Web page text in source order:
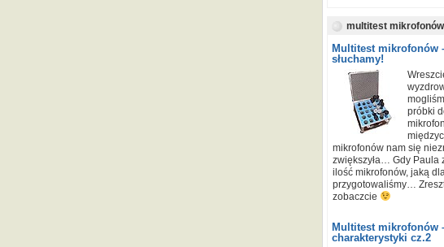
multitest mikrofonów
Multitest mikrofonów
słuchamy!
próbki
mikrofonów nam się
zwiększyła… Gdy Paula
ilość mikrofonów, jaką
przygotowaliśmy…
zobaczcie
Multitest mikrofonów
charakterystyki cz.2